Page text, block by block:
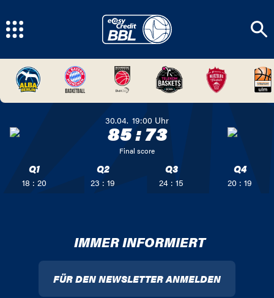
30.04. 19:00 Uhr
85:73
Final score
Q1
18 : 20
Q2
23 : 19
Q3
24 : 15
Q4
20 : 19
IMMER INFORMIERT
FÜR DEN NEWSLETTER ANMELDEN